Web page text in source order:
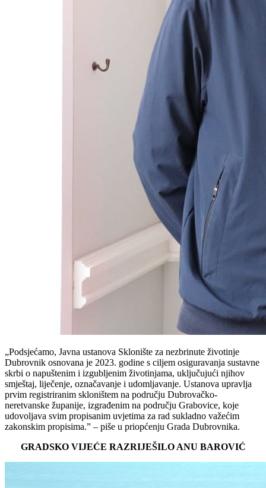
„Podsjećamo, Javna ustanova Sklonište za nezbrinute životinje
Dubrovnik osnovana je 2023. godine s ciljem osiguravanja sustavne
skrbi o napuštenim i izgubljenim životinjama, uključujući njihov
smještaj, liječenje, označavanje i udomljavanje. Ustanova upravlja
prvim registriranim skloništem na području Dubrovačko-
neretvanske županije, izgrađenim na području Grabovice, koje
udovoljava svim propisanim uvjetima za rad sukladno važećim
zakonskim propisima.” – piše u priopćenju Grada Dubrovnika.
GRADSKO VIJEĆE RAZRIJEŠILO ANU BAROVIĆ